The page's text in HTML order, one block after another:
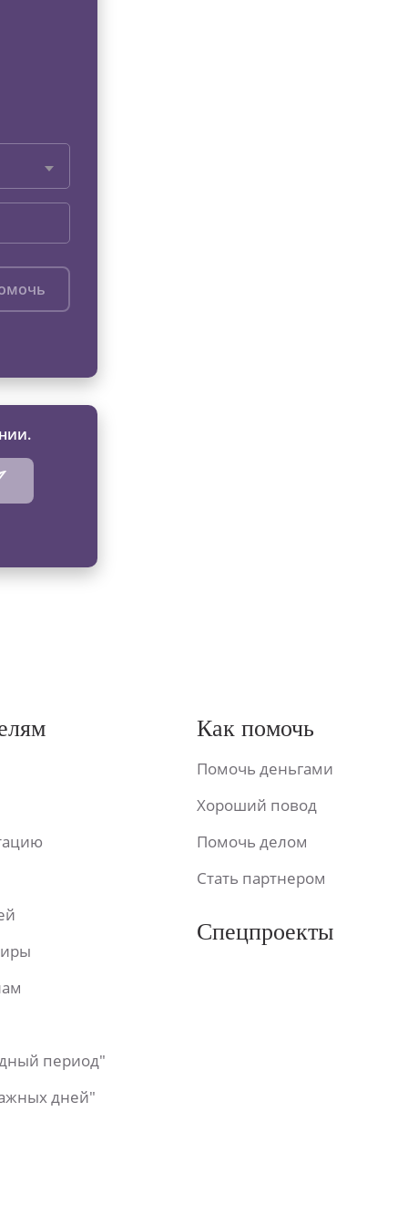
период"
дней"
Как помочь
Помочь деньгами
Хороший повод
Помочь делом
Стать партнером
Спецпроекты